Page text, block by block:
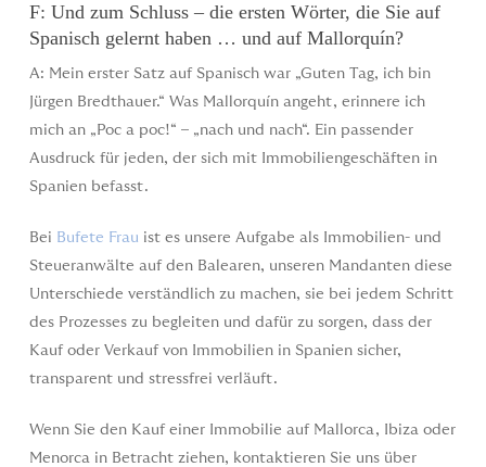
F: Und zum Schluss – die ersten Wörter, die Sie auf
Spanisch gelernt haben … und auf Mallorquín?
A: Mein erster Satz auf Spanisch war „Guten Tag, ich bin
Jürgen Bredthauer.“ Was Mallorquín angeht, erinnere ich
mich an „Poc a poc!“ – „nach und nach“. Ein passender
Ausdruck für jeden, der sich mit Immobiliengeschäften in
Spanien befasst.
Bei Bufete Frau ist es unsere Aufgabe als Immobilien- und
Steueranwälte auf den Balearen, unseren Mandanten diese
Unterschiede verständlich zu machen, sie bei jedem Schritt
des Prozesses zu begleiten und dafür zu sorgen, dass der
Kauf oder Verkauf von Immobilien in Spanien sicher,
transparent und stressfrei verläuft.
Wenn Sie den Kauf einer Immobilie auf Mallorca, Ibiza oder
Menorca in Betracht ziehen, kontaktieren Sie uns über